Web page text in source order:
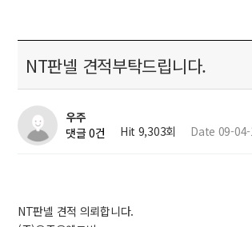
NT판넬 견적부탁드립니다.
우주
댓글 0건
Hit 9,303회 Date 09-
NT판넬 견적 의뢰합니다.